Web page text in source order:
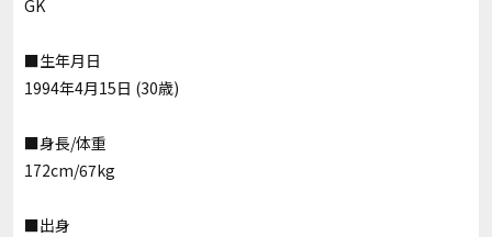
GK
■生年月日
1994年4月15日 (30歳)
■身長/体重
172cm/67kg
■出身